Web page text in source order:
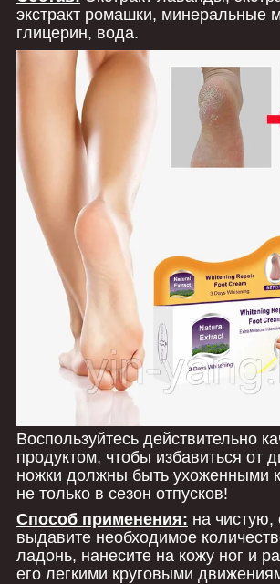
экстракт ромашки, минеральные
глицерин, вода.
Воспользуйтесь действительно
продуктом, чтобы избавиться от
ножки должны быть ухоженными
не только в сезон отпусков!
Способ применения: на чистую,
выдавите необходимое
ладонь, нанесите на кожу ног и
его легкими круговыми